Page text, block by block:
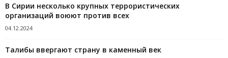
В Сирии несколько крупных террористических
организаций воюют против всех
04.12.2024
Талибы ввергают страну в каменный век